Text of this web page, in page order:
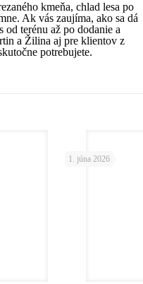
kmeňa, chlad lesa po
Ak vás zaujíma, ako sa dá
terénu až po dodanie a
a Žilina aj pre klientov z
potrebujete.
1. júna 2026